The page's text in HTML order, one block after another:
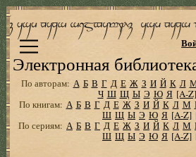
Электронная
По авторам: А Б В Г Д Е Ж З И Й К Л
Ч Ш Щ Ы Э Ю Я [A-Z]
По книгам: А Б В Г Д Е Ж З И Й К Л М
Ш Щ Ы Э Ю Я [A-Z]
По сериям: А Б В Г Д Е Ж З И Й К Л М
Ш Щ Ы Э Ю Я [A-Z]